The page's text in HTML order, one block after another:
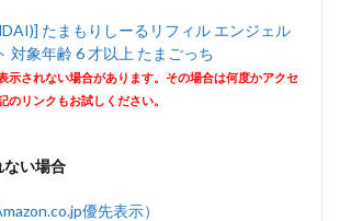
たまもりしーるリフィル エンジェル
対象年齢 6 才以上 たまごっち
示されない場合があります。その場合は何度かアクセ
のリンクもお試しください。
ない場合
優先表示）